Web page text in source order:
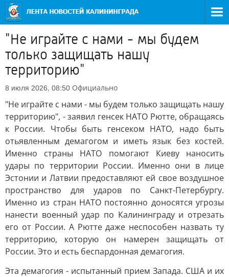
"Не играйте с нами - мы будем
только защищать нашу
территорию"
8 июля 2026, 08:50 Официально
"Не играйте с нами - мы будем только защищать нашу
территорию", - заявил генсек НАТО Рютте, обращаясь
к России. Чтобы быть генсеком НАТО, надо быть
отьявленным демагогом и иметь язык без костей.
Именно страны НАТО помогают Киеву наносить
удары по территории России. Именно они в лице
Эстонии и Латвии предоставляют ей свое воздушное
пространство для ударов по Санкт-Петербургу.
Именно из стран НАТО постоянно доносятся угрозы
нанести военный удар по Калининграду и отрезать
его от России. А Рютте даже неспособен назвать ту
территорию, которую он намерен защищать от
России. Это и есть беспардонная демагогия.
Эта демагогия - испытанный прием Запада. США и их